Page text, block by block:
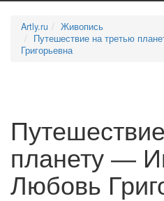
Artly.ru
Живопись
Путешествие на третью
Григорьевна
планету —
Любовь